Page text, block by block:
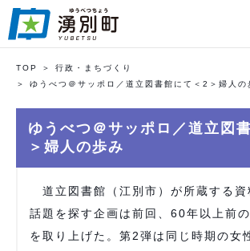
TOP
行政・まちづくり
ゆうべつ＠サッポロ／道立図書館にて＜2＞婦人の
ゆうべつ＠サッポロ／道立図
＞婦人の歩み
道立図書館（江別市）が所蔵する資
話題を探す企画は前回、60年以上前
を取り上げた。第2弾は同じ時期の女